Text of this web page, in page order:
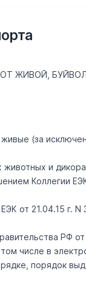
перемещении
См.
N 294 от
РФ от
надзора
утвержден
ЖИВОЙ,
(за
и
Коллегии
от 21.04.15 г.
РФ
числе в
порядок